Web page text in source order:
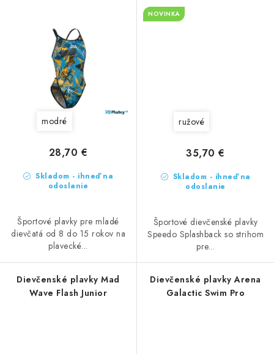
modré
Skladom - ihneď na
odoslanie
28,70 €
Športové plavky pre mladé
dievčatá od 8 do 15 rokov na
plavecké...
NOVINKA
ružové
Skladom - ihneď na
odoslanie
35,70 €
Športové dievčenské plavky
Speedo Splashback so strihom
pre...
Dievčenské plavky Mad
Wave Flash Junior
Dievčenské plavky Arena
Galactic Swim Pro